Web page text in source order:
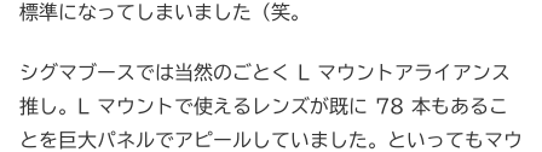
標準になってしまいました（笑。
シグマブースでは当然のごとく L マウントアライアンス
推し。L マウントで使えるレンズが既に 78 本もあるこ
とを巨大パネルでアピールしていました。といってもマウ